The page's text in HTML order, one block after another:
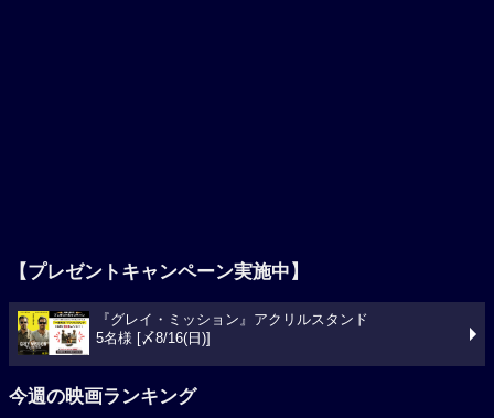
【プレゼントキャンペーン実施中】
『グレイ・ミッション』アクリルスタンド
5名様 [〆8/16(日)]
今週の映画ランキング